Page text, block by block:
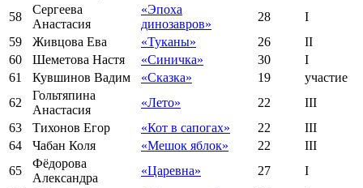
58
Сергеева
Анастасия
«Эпоха
динозавров»
28
I
59
Живцова Ева «Туканы» 26
II
60
Шеметова Настя «Синичка» 30
I
61
Кувшинов Вадим «Сказка» 19
участие
62
Гольтяпина
Анастасия
«Лето» 22
III
63
Тихонов Егор «Кот в сапогах» 22
III
64
Чабан Коля «Мешок яблок» 22
III
65
Фёдорова
Александра
«Царевна» 27
I